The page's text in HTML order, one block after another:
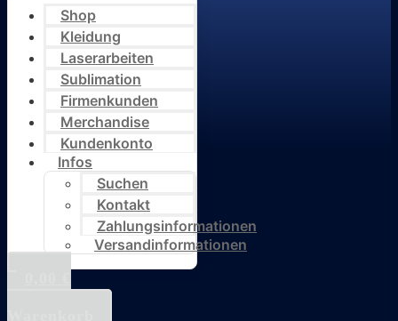
Shop
Kleidung
Laserarbeiten
Sublimation
Firmenkunden
Merchandise
Kundenkonto
Infos
Suchen
Kontakt
Zahlungsinformationen
Versandinformationen